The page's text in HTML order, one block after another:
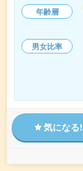
年齢層
男女比率
気になる!